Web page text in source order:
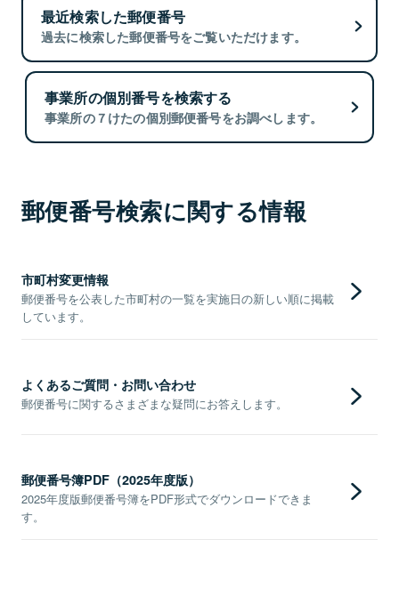
最近検索した郵便番号
過去に検索した郵便番号をご覧いただけます。
事業所の個別番号を検索する
事業所の７けたの個別郵便番号をお調べします。
郵便番号検索に関する情報
市町村変更情報
郵便番号を公表した市町村の一覧を実施日の新しい順に掲載
しています。
よくあるご質問・お問い合わせ
郵便番号に関するさまざまな疑問にお答えします。
郵便番号簿PDF（2025年度版）
2025年度版郵便番号簿をPDF形式でダウンロードできま
す。